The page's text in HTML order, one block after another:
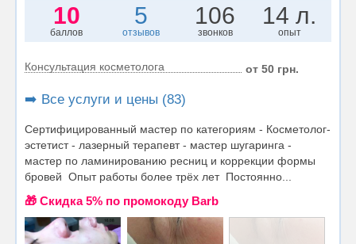
10
баллов
5
отзывов
106
звонков
14 л.
опыт
Консультация косметолога от 50 грн.
➡️ Все услуги и цены (83)
Сертифицированный мастер по категориям - Косметолог-
эстетист - лазерный терапевт - мастер шугаринга -
мастер по ламинированию ресниц и коррекции формы
бровей Опыт работы более трёх лет Постоянно...
🎁 Cкидка 5% по промокоду Barb